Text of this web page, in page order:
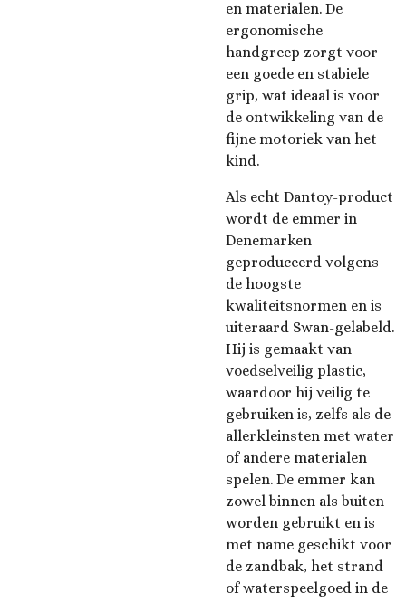
en materialen. De
ergonomische
handgreep zorgt voor
een goede en stabiele
grip, wat ideaal is voor
de ontwikkeling van de
fijne motoriek van het
kind.
Als echt Dantoy-product
wordt de emmer in
Denemarken
geproduceerd volgens
de hoogste
kwaliteitsnormen en is
uiteraard Swan-gelabeld.
Hij is gemaakt van
voedselveilig plastic,
waardoor hij veilig te
gebruiken is, zelfs als de
allerkleinsten met water
of andere materialen
spelen. De emmer kan
zowel binnen als buiten
worden gebruikt en is
met name geschikt voor
de zandbak, het strand
of waterspeelgoed in de